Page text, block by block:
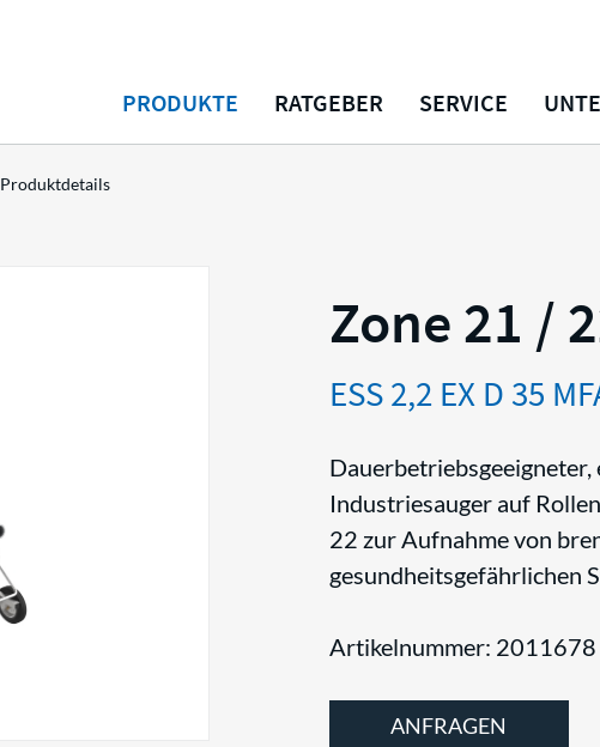
PRODUKTE RATGEBER SERVICE
Produktdetails
Zone 21 /
ESS 2,2 EX D 35
Industriesauger auf
22 zur Aufnahme von
gesundheitsgefährlichen
Artikelnummer: 2011678
ANFRAGEN